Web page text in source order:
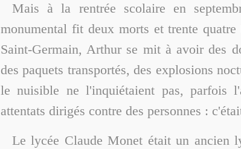
Mais à la rentrée scolaire en
monumental fit deux morts et trente quatre
Saint-Germain, Arthur se mit à avoir des
des paquets transportés, des explosions
le nuisible ne l'inquiétaient pas, parfois
attentats dirigés contre des personnes :
Le lycée Claude Monet était un ancien